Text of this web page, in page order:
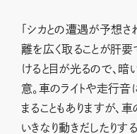
「シカとの遭遇が予想
離を広く取ることが肝要
けると目が光るので、
意。車のライトや走行
まることもありますが、
いきなり動きだしたりす